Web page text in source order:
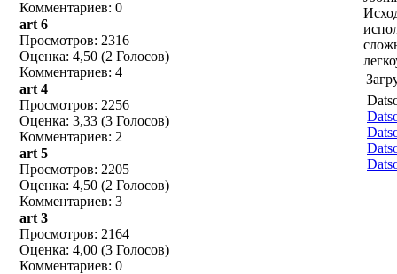
Комментариев: 0
art 6
Просмотров: 2316
Оценка: 4,50 (2 Голосов)
Комментариев: 4
art 4
Просмотров: 2256
Оценка: 3,33 (3 Голосов)
Комментариев: 2
art 5
Просмотров: 2205
Оценка: 4,50 (2 Голосов)
Комментариев: 3
art 3
Просмотров: 2164
Оценка: 4,00 (3 Голосов)
Комментариев: 0